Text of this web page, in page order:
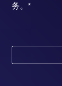
务。*